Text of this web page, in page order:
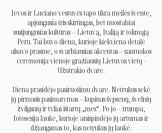
Ievos ir Luciano vestuvės tapo tikra meilės švente,
apjungusia tris skirtingas, bet nuostabiai
susijungusias kultūras – Lietuvą, Italiją ir tolimąją
Peru. Tai buvo diena, kurioje kiekviena detalė
alsavo prasme, o svarbiausias akcentas – santuokos
ceremonija vienoje gražiausių Lietuvos vietų -
Užutrakio dvare.
Diena prasidėjo pasiruošimu dvare. Netrukus sekė
jų pirmasis pasimatymas – kupinas šypsenų, švelnių
žvilgsnių ir tyliai ištartų „mes“. Po jo – trumpa,
fotosesija lauke, kurioje atsispindėjo jų artumas ir
džiaugsmas to, kas netrukus jų laukė.